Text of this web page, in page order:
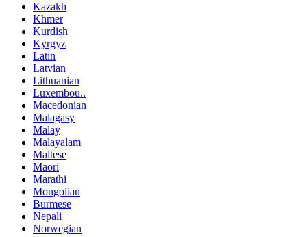
Kazakh
Khmer
Kurdish
Kyrgyz
Latin
Latvian
Lithuanian
Luxembou..
Macedonian
Malagasy
Malay
Malayalam
Maltese
Maori
Marathi
Mongolian
Burmese
Nepali
Norwegian